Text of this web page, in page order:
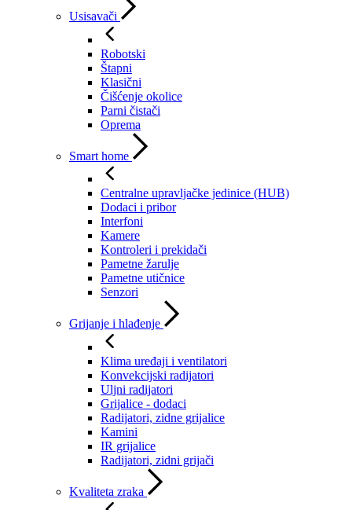
Usisavači
Robotski
Štapni
Klasični
Čišćenje okolice
Parni čistači
Oprema
Smart home
Centralne upravljačke jedinice (HUB)
Dodaci i pribor
Interfoni
Kamere
Kontroleri i prekidači
Pametne žarulje
Pametne utičnice
Senzori
Grijanje i hlađenje
Klima uređaji i ventilatori
Konvekcijski radijatori
Uljni radijatori
Grijalice - dodaci
Radijatori, zidne grijalice
Kamini
IR grijalice
Radijatori, zidni grijači
Kvaliteta zraka